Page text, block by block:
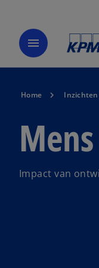
menu
Home Inzichten
Impact van